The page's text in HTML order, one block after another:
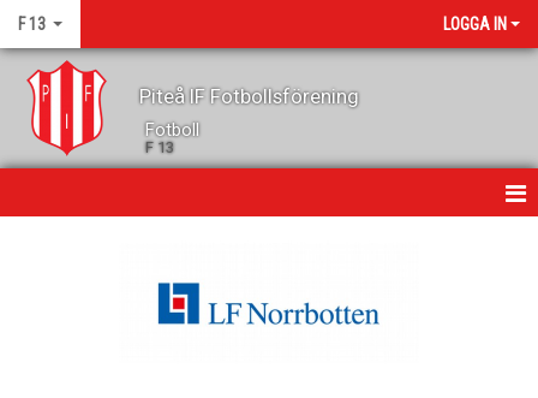
F 13 LOGGA IN
Piteå IF Fotbollsförening
Fotboll
F 13